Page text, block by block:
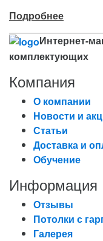
Подробнее
Интернет-
комплектующих
Компания
О компании
Новости и
Статьи
Доставка и
Обучение
Информация
Отзывы
Потолки с
Галерея